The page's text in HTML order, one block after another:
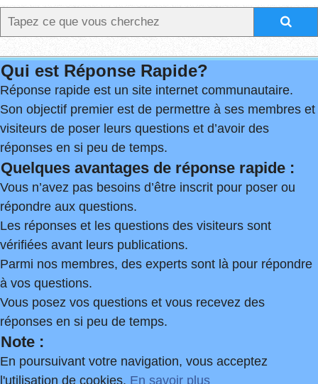
Qui est Réponse Rapide?
Réponse rapide est un site internet communautaire.
Son objectif premier est de permettre à ses membres et
visiteurs de poser leurs questions et d’avoir des
réponses en si peu de temps.
Quelques avantages de réponse rapide :
Vous n’avez pas besoins d’être inscrit pour poser ou
répondre aux questions.
Les réponses et les questions des visiteurs sont
vérifiées avant leurs publications.
Parmi nos membres, des experts sont là pour répondre
à vos questions.
Vous posez vos questions et vous recevez des
réponses en si peu de temps.
Note :
En poursuivant votre navigation, vous acceptez
l'utilisation de cookies. En savoir plus